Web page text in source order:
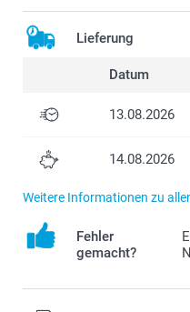
Lieferung
Datum
13.08.2026
14.08.2026
Weitere Informationen zu
Fehler
gemacht?